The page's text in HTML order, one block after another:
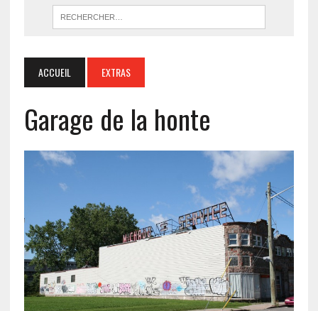
ACCUEIL EXTRAS
Garage de la honte